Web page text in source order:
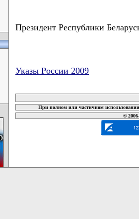
Президент Республики
Указы России 2009
При полном или частичном
©